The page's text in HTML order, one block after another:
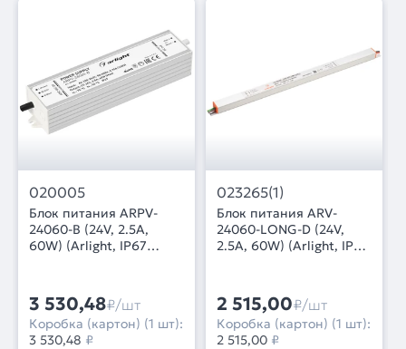
020005
Блок питания ARPV-
24060-B (24V, 2.5A,
60W) (Arlight, IP67
3 530,48₽/шт
Коробка (картон) (1 шт):
3 530,48 ₽
023265(1)
Блок питания ARV-
24060-LONG-D (24V,
2.5A, 60W) (Arlight, IP20
2 515,00₽/шт
Коробка (картон) (1 шт):
2 515,00 ₽